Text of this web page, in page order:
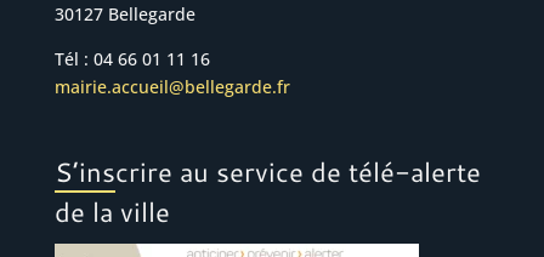
30127 Bellegarde
Tél : 04 66 01 11 16
mairie.accueil@bellegarde.fr
S’inscrire au service de télé-alerte
de la ville